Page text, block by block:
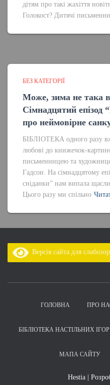
дітям про такі жахіття
Голокост? Дитячі
БЕЗ КАТЕГОРІЇ
Може, зима не така
Сімнадцятий епізод
про неймовірне
БІБЛІОТЕКА одного разу
любові до книжечок-
письменницею та
Гадсон. На сімнадцятому
сніданки” нам випала
Цього разу ми спільно
Версія сайта для
ГОЛОВНА ПРО
БІБЛІОТЕКА НАСТІЛЬНИХ ІГОР
МАПА САЙТУ
Hestia |